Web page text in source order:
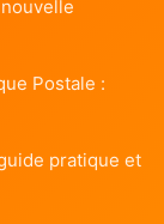
Postale :
pratique et